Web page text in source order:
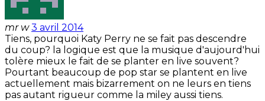
mr w 3 avril 2014
Tiens, pourquoi Katy Perry ne se fait pas descendre
du coup? la logique est que la musique d'aujourd'hui
tolère mieux le fait de se planter en live souvent?
Pourtant beaucoup de pop star se plantent en live
actuellement mais bizarrement on ne leurs en tiens
pas autant rigueur comme la miley aussi tiens.